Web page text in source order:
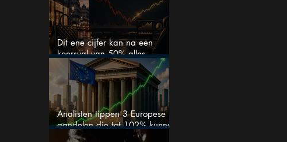
Dit ene cijfer kan na een
koersval van 50% alles
veranderen
Analisten tippen 3 Europese
aandelen die tot 102% kunnen
stijgen